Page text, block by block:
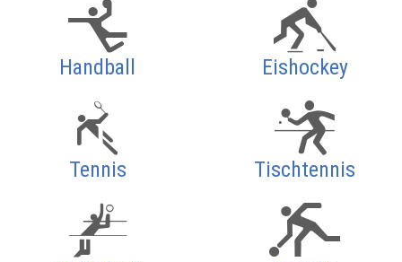
Handball Eishockey
Tennis Tischtennis